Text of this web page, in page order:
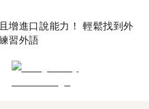
增進口說能力！ 輕鬆找到外
習外語